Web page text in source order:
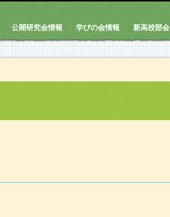
公開研究会情報 学びの会情報 新高校部会